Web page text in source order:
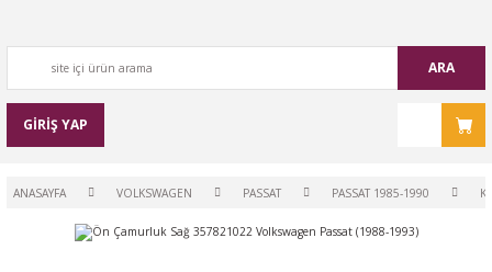
ARA
GİRİŞ YAP
ANASAYFA VOLKSWAGEN PASSAT PASSAT 1985-1990